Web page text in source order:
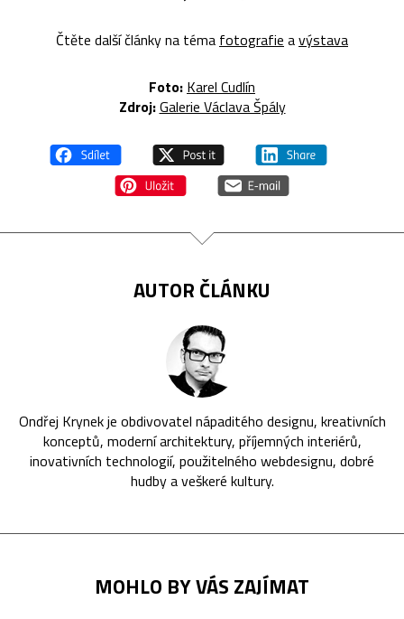
Čtěte další články na téma fotografie avýstava
Foto: Karel Cudlín
Zdroj:Galerie Václava Špály
AUTOR ČLÁNKU
Ondřej Krynek je obdivovatel nápaditého designu, kreativních
konceptů, moderní architektury, příjemných interiérů,
inovativních technologií, použitelného webdesignu, dobré
hudby a veškeré kultury.
MOHLO BY VÁS ZAJÍMAT